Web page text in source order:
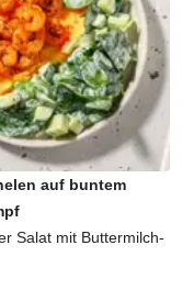
auf buntem
Salat mit Buttermilch-